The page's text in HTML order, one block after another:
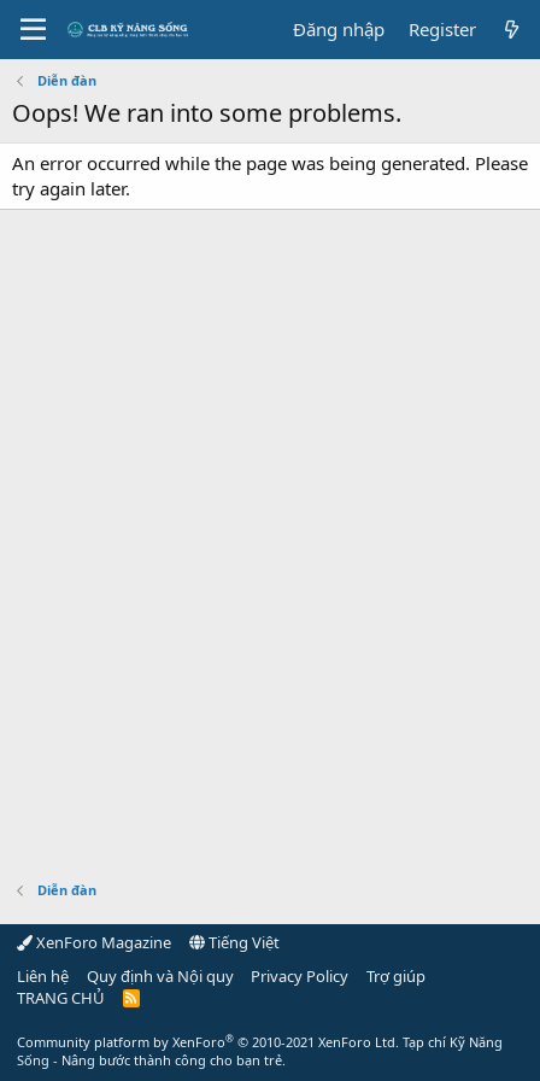
Đăng nhập Register
Diễn đàn
Oops! We ran into some problems.
An error occurred while the page was being generated. Please
try again later.
Diễn đàn
XenForo Magazine
Tiếng Việt
Liên hệ
Quy định và Nội quy Privacy Policy
Trợ giúp
TRANG CHỦ
R
Community platform by XenForo® © 2010-2021 XenForo Ltd. Tạp chí Kỹ Năng
Sống - Nâng bước thành công cho bạn trẻ.